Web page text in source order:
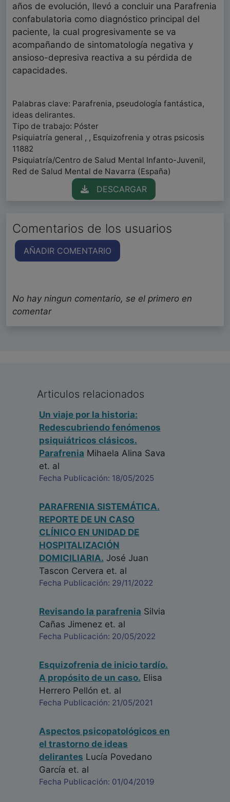
años de evolución, llevó a concluir una Parafrenia
confabulatoria como diagnóstico principal del
paciente, la cual progresivamente se va
acompañando de sintomatología negativa y
ansioso-depresiva reactiva a su pérdida de
capacidades.
Palabras clave: Parafrenia, pseudología fantástica,
ideas delirantes.
Tipo de trabajo: Póster
Psiquiatría general , , Esquizofrenia y otras psicosis
11882
Psiquiatría/Centro de Salud Mental Infanto-Juvenil,
Red de Salud Mental de Navarra (España)
DESCARGAR
Comentarios de los usuarios
AÑADIR COMENTARIO
No hay ningun comentario, se el primero en
comentar
Articulos relacionados
Un viaje por la historia:
Redescubriendo fenómenos
psiquiátricos clásicos.
Parafrenia Mihaela Alina Sava
et. al
Fecha Publicación: 18/05/2025
PARAFRENIA SISTEMÁTICA.
REPORTE DE UN CASO
CLÍNICO EN UNIDAD DE
HOSPITALIZACIÓN
DOMICILIARIA. José Juan
Tascon Cervera et. al
Fecha Publicación: 29/11/2022
Revisando la parafrenia Silvia
Cañas Jimenez et. al
Fecha Publicación: 20/05/2022
Esquizofrenia de inicio tardío.
A propósito de un caso. Elisa
Herrero Pellón et. al
Fecha Publicación: 21/05/2021
Aspectos psicopatológicos en
el trastorno de ideas
delirantes Lucía Povedano
García et. al
Fecha Publicación: 01/04/2019